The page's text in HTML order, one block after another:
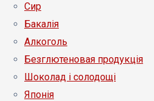
Сир
Бакалія
Алкоголь
Безглютеновая продукція
Шоколад і солодощі
Японія